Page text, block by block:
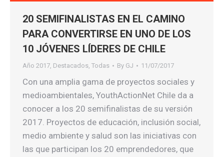
20 SEMIFINALISTAS EN EL CAMINO
PARA CONVERTIRSE EN UNO DE LOS
10 JÓVENES LÍDERES DE CHILE
Año 2017, Destacados, Todas By GJ 11/07/2017
Con una amplia gama de proyectos sociales y
medioambientales, YouthActionNet Chile da a
conocer a los 20 semifinalistas de su versión
2017. Proyectos de educación, inclusión social,
medio ambiente y salud son las iniciativas con
las que participan los 20 emprendedores, que